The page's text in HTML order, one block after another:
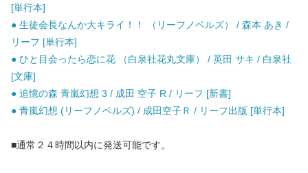
[単行本]
● 生徒会長なんか大キライ！！ （リーフノベルズ） / 森本 あき /
リーフ [単行本]
● ひと目会ったら恋に花 （白泉社花丸文庫） / 英田 サキ / 白泉社
[文庫]
● 追憶の森 青嵐幻想 3 / 成田 空子 R / リーフ [新書]
● 青嵐幻想 (リーフノベルズ) / 成田空子Ｒ / リーフ出版 [単行本]
■通常２４時間以内に発送可能です。